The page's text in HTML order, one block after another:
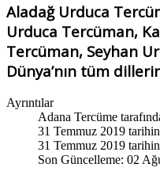
Aladağ Urduca
Urduca Tercüman,
Tercüman, Seyhan
Dünya’nın tüm
Ayrıntılar
Adana Tercüme
31 Temmuz 2019
31 Temmuz 2019
Son Güncelleme: 02